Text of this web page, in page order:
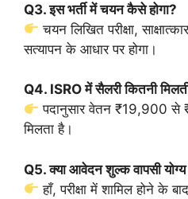
Q3. इस भर्ती में चयन कैसे होगा?
चयन लिखित परीक्षा,
सत्यापन के आधार पर होगा।
Q4. ISRO में सैलरी कितनी
पदानुसार वेतन ₹19,900 से
मिलता है।
Q5. क्या आवेदन शुल्क वापसी
हाँ, परीक्षा में शामिल होने के